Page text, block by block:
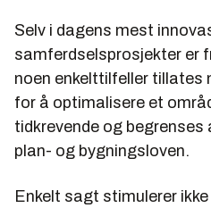
Selv i dagens mest
samferdselsprosjekter er
noen enkelttilfeller tillates
for å optimalisere et
tidkrevende og
plan- og bygningsloven.
Enkelt sagt stimulerer